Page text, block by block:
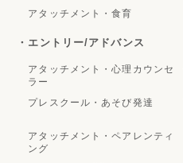
アタッチメント・食育
・エントリー/アドバンス
アタッチメント・心理カウンセ
ラー
プレスクール・あそび発達
アタッチメント・ペアレンティ
ング